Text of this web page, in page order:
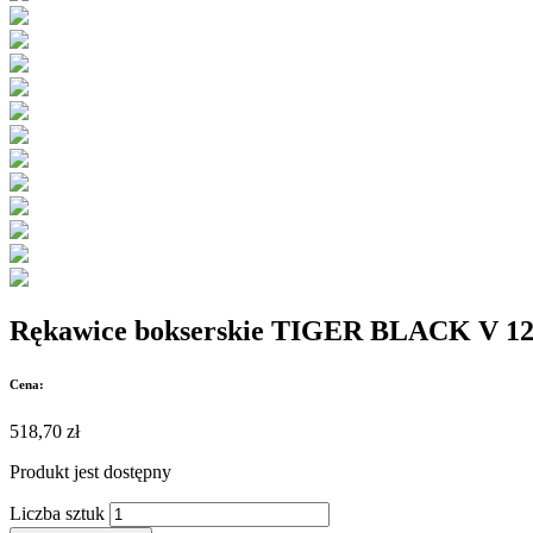
Rękawice bokserskie TIGER BLACK V
Cena:
518,70 zł
Produkt jest dostępny
Liczba sztuk